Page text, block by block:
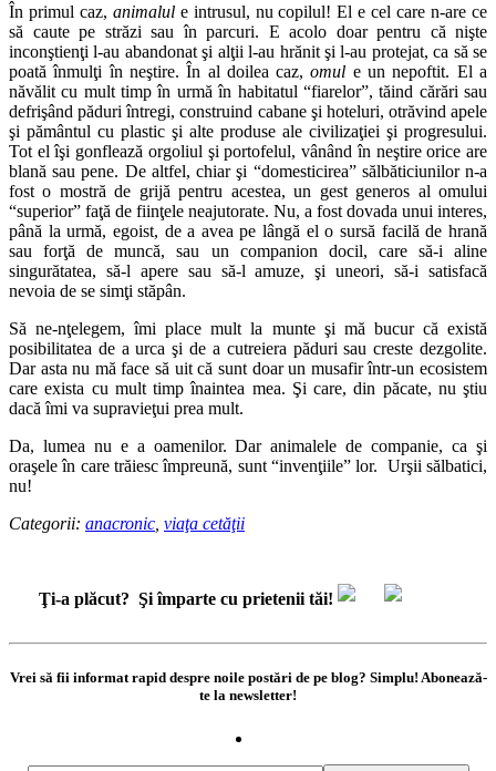
În primul caz, animalule intrusul, nu copilul! El e cel care n-are ce
să caute pe străzi sau în parcuri. E acolo doar pentru că nişte
inconştienţi l-au abandonat şi alţii l-au hrănit şi l-au protejat, ca să se
poată înmulţi în neştire. În al doilea caz,omul e un nepoftit. El a
năvălit cu mult timp în urmă în habitatul “fiarelor”, tăind cărări sau
defrişând păduri întregi, construind cabane şi hoteluri, otrăvind apele
şi pământul cu plastic şi alte produse ale civilizaţiei şi progresului.
Tot el îşi gonflează orgoliul şi portofelul, vânând în neştire orice are
blană sau pene. De altfel, chiar şi “domesticirea” sălbăticiunilor n-a
fost o mostră de grijă pentru acestea, un gest generos al omului
“superior” faţă de fiinţele neajutorate. Nu, a fost dovada unui interes,
până la urmă, egoist, de a avea pe lângă el o sursă facilă de hrană
sau forţă de muncă, sau un companion docil, care să-i aline
singurătatea, să-l apere sau să-l amuze, şi uneori, să-i satisfacă
nevoia de se simţi stăpân.
Să ne-nţelegem, îmi place mult la munte şi mă bucur că există
posibilitatea de a urca şi de a cutreiera păduri sau creste dezgolite.
Dar asta nu mă face să uit că sunt doar un musafir într-un ecosistem
care exista cu mult timp înaintea mea. Şi care, din păcate, nu ştiu
dacă îmi va supravieţui prea mult.
Da, lumea nu e a oamenilor. Dar animalele de companie, ca şi
oraşele în care trăiesc împreună, sunt “invenţiile” lor. Urşii sălbatici,
nu!
Categorii: anacronic viaţa cetăţii
Ţi-a plăcut? Şi împarte cu prietenii tăi!
Vrei să fii informat rapid despre noile postări de pe blog? Simplu! Abonează-
te la newsletter!